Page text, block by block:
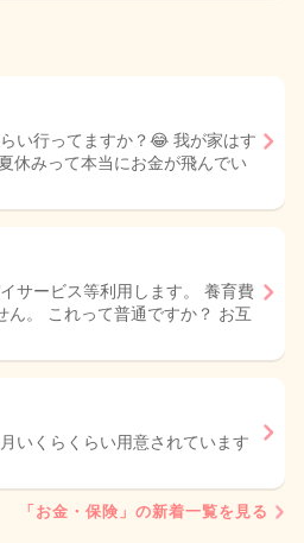
い行ってますか？😂 我が家はす
休みって本当にお金が飛んでい
サービス等利用します。 養育費
ん。 これって普通ですか？ お互
いくらくらい用意されています
「お金・保険」の新着一覧を見る